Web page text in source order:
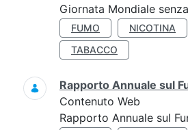
Giornata Mondiale
FUMO NICOTINA
TABACCO
Rapporto Annuale sul
Contenuto Web
Rapporto Annuale sul